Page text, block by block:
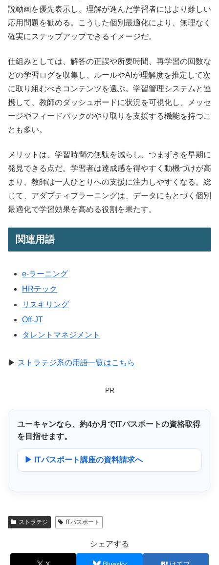
説動画を優先表示し、理解が進んだ学習者にはより難しい
応用問題を勧める。こうした個別最適化により、無理なく
確実にステップアップできるイメージだ。
仕組みとしては、解答の正誤や所要時間、再学習の回数な
どの学習ログを収集し、ルールやAIが理解度を推定して次
に取り組むべきコンテンツを選ぶ。学習管理システムと連
携して、教師のダッシュボードに状況を可視化し、メッセ
ージやフィードバックのやり取りを支援する機能を持つこ
とも多い。
メリットは、学習時間の無駄を減らし、つまずきを早期に
発見できる点だ。学習者は達成感を得やすく動機づけが高
まり、教師は一人ひとりへの支援に注力しやすくなる。総
じて、アダプティブラーニングは、データにもとづく個別
最適化で学習効果を高める役割を果たす。
関連用語
e-ラーニング
HRテック
リスキリング
Off-JT
タレントマネジメント
▶ ストラテジ系の用語一覧はこちら
PR
ユーキャンなら、 約4か月 でITパスポートの資格取得
を目指せます。
▶ ITパスポート講座の資料請求へ
ストラテジ ITパスポート
シェアする